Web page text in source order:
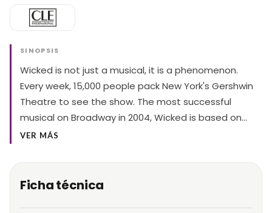
SINOPSIS
Wicked is not just a musical, it is a phenomenon.
Every week, 15,000 people pack New York's Gershwin
Theatre to see the show. The most successful
musical on Broadway in 2004, Wicked is based on…
VER MÁS
Ficha técnica